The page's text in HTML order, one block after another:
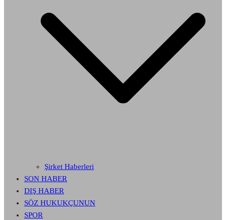
Şirket Haberleri
SON HABER
DIŞ HABER
SÖZ HUKUKÇUNUN
SPOR